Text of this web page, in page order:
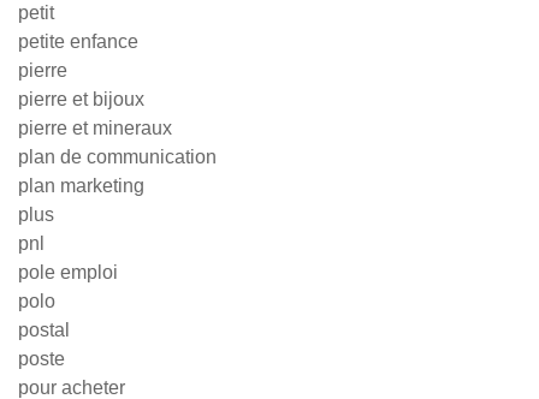
petit
petite enfance
pierre
pierre et bijoux
pierre et mineraux
plan de communication
plan marketing
plus
pnl
pole emploi
polo
postal
poste
pour acheter